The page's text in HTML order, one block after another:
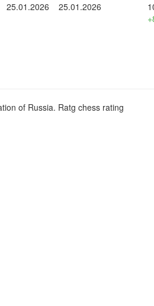
25.01.2026 25.01.2026
of Russia. Ratg chess rating